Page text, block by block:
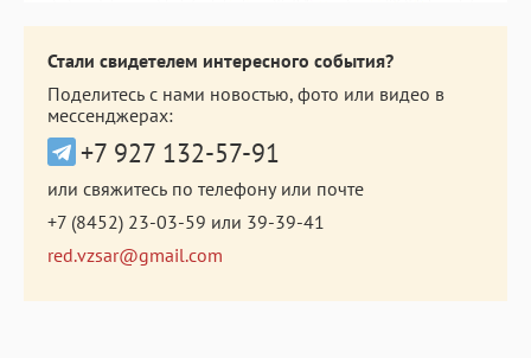
Стали свидетелем интересного события?
Поделитесь с нами новостью, фото или видео в
мессенджерах:
+7 927 132-57-91
или свяжитесь по телефону или почте
+7 (8452) 23-03-59 или 39-39-41
red.vzsar@gmail.com